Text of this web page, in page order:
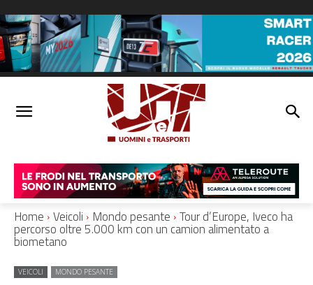
Home Veicoli Mondo pesante Tour d’Europe, Iveco ha
percorso oltre 5.000 km con un camion alimentato a
biometano
VEICOLI MONDO PESANTE